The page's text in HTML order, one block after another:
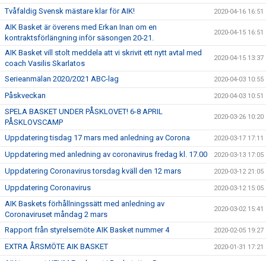
Tvåfaldig Svensk mästare klar för AIK! 2020-04-16 16:51
AIK Basket är överens med Erkan Inan om en
kontraktsförlängning inför säsongen 20-21.
2020-04-15 16:51
AIK Basket vill stolt meddela att vi skrivit ett nytt avtal med
coach Vasilis Skarlatos
2020-04-15 13:37
Serieanmälan 2020/2021 ABC-lag 2020-04-03 10:55
Påskveckan 2020-04-03 10:51
SPELA BASKET UNDER PÅSKLOVET! 6-8 APRIL
PÅSKLOVSCAMP
2020-03-26 10:20
Uppdatering tisdag 17 mars med anledning av Corona 2020-03-17 17:11
Uppdatering med anledning av coronavirus fredag kl. 17.00 2020-03-13 17:05
Uppdatering Coronavirus torsdag kväll den 12 mars 2020-03-12 21:05
Uppdatering Coronavirus 2020-03-12 15:05
AIK Baskets förhållningssätt med anledning av
Coronaviruset måndag 2 mars
2020-03-02 15:41
Rapport från styrelsemöte AIK Basket nummer 4 2020-02-05 19:27
EXTRA ÅRSMÖTE AIK BASKET 2020-01-31 17:21